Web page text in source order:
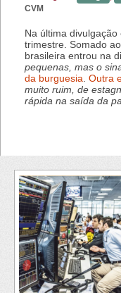
CVM
Na última divulgação
trimestre. Somado
brasileira entrou na
pequenas, mas o
da burguesia. Outra
muito ruim, de
rápida na saída da